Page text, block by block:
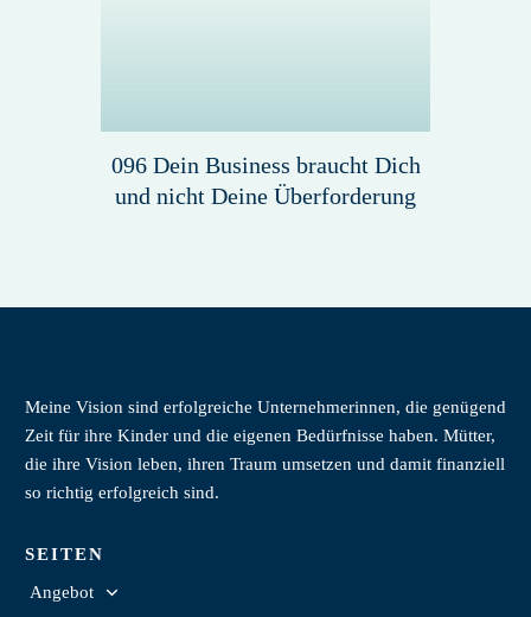
096 Dein Business braucht Dich
und nicht Deine Überforderung
Meine Vision sind erfolgreiche Unternehmerinnen, die genügend
Zeit für ihre Kinder und die eigenen Bedürfnisse haben. Mütter,
die ihre Vision leben, ihren Traum umsetzen und damit finanziell
so richtig erfolgreich sind.
SEITEN
Angebot